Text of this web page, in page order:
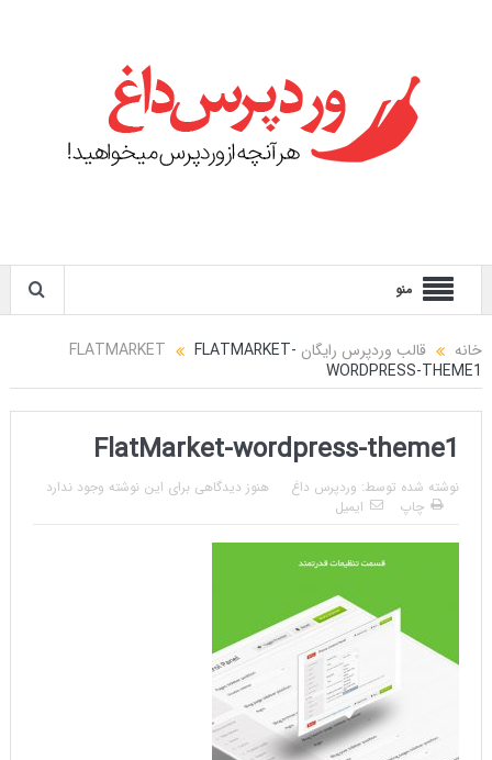
منو
خانه قالب وردپرس رایگان FLATMARKET FLATMARKET-
WORDPRESS-THEME1
FlatMarket-wordpress-theme1
نوشته شده توسط: وردپرس داغ
هنوز دیدگاهی برای این نوشته وجود ندارد
چاپ
ایمیل